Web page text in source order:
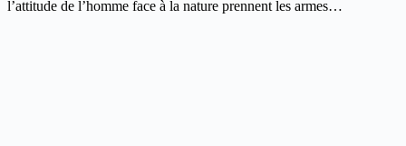
l’attitude de l’homme face à la nature prennent les armes…